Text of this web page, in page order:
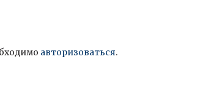
авторизоваться.